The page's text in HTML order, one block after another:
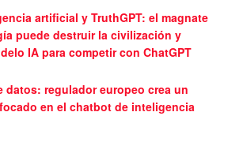
artificial y TruthGPT: el magnate
puede destruir la civilización y
IA para competir con ChatGPT
datos: regulador europeo crea un
en el chatbot de inteligencia